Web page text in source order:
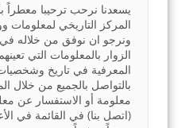
يسعدنا نرحب ترحيبا معطراً
المركز التاريخي لمعلومات
ونرجو ان نوفق من خلاله في
الزوار بالمعلومات التي
المعرفية في تاريخ
بالتواصل بالجميع من خلال
معلومة أو الاستفسار عن
(اتصل بنا) في القائمة في